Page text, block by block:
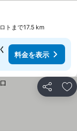
トまで17.5 km
料金を表示
シェア お